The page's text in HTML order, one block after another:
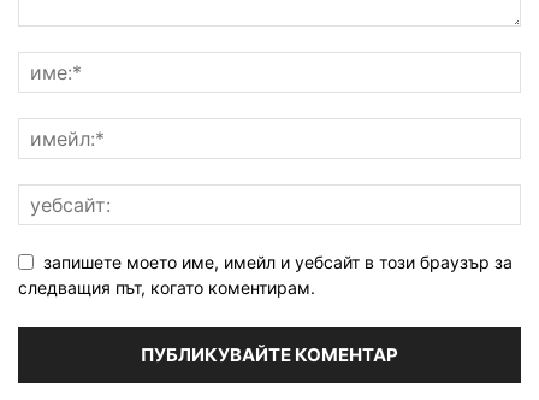
запишете моето име, имейл и уебсайт в този браузър за
следващия път, когато коментирам.